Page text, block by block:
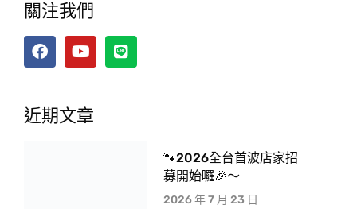
關注我們
近期文章
🐾2026全台首波店家招
募開始囉🎉～
2026 年 7 月 23 日